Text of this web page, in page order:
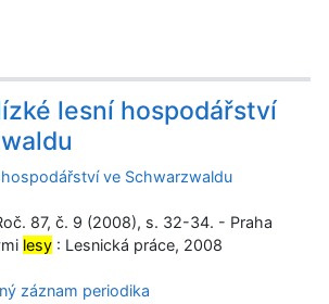
lesní hospodářství
ve Schwarzwaldu
87, č. 9 (2008), s. 32-34. - Praha
lesy : Lesnická práce, 2008
záznam periodika